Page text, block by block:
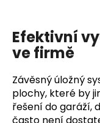
Efektivní
ve firmě
Závěsný úložný
plochy, které by
řešení do garáží,
často není